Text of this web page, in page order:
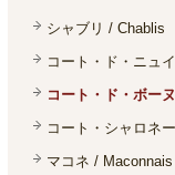
シャブリ / Chablis
コート・ド・ニュ
コート・ド・ボー
コート・シャロネ
マコネ / Maconnais